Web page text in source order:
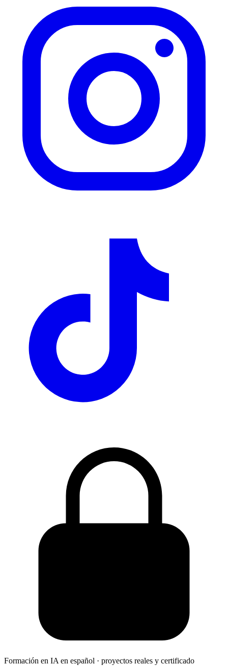
Formación en IA en español · proyectos reales y certificado